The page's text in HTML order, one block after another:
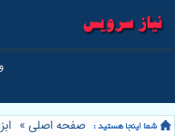
صفحه اصلی »